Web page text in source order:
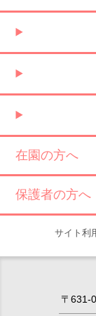
在園の方へ
保護者の方へ
サイト利
〒631-